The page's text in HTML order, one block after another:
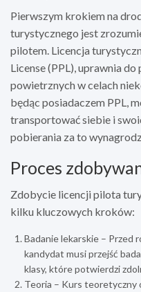
Pierwszym krokiem na
turystycznego jest
pilotem. Licencja
License (PPL), uprawnia
powietrznych w celach
będąc posiadaczem PPL,
transportować siebie i
pobierania za to
Proces
Zdobycie licencji pilota
kilku kluczowych kroków:
Badanie lekarskie – Przed
kandydat musi przejść
klasy, które potwierdzi
Teoria – Kurs teoretyczny